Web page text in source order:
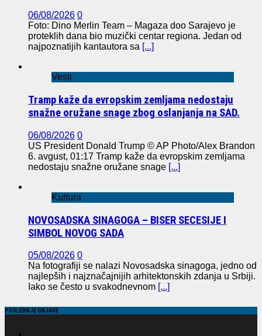
06/08/2026 0
Foto: Dino Merlin Team – Magaza doo Sarajevo je
proteklih dana bio muzički centar regiona. Jedan od
najpoznatijih kantautora sa [...]
Vesti
Tramp kaže da evropskim zemljama nedostaju
snažne oružane snage zbog oslanjanja na SAD.
06/08/2026 0
US President Donald Trump © AP Photo/Alex Brandon
6. avgust, 01:17 Tramp kaže da evropskim zemljama
nedostaju snažne oružane snage [...]
Kultura
NOVOSADSKA SINAGOGA – BISER SECESIJE I
SIMBOL NOVOG SADA
05/08/2026 0
Na fotografiji se nalazi Novosadska sinagoga, jedno od
najlepših i najznačajnijih arhitektonskih zdanja u Srbiji.
Iako se često u svakodnevnom [...]
POSLEDNJE OBJAVE